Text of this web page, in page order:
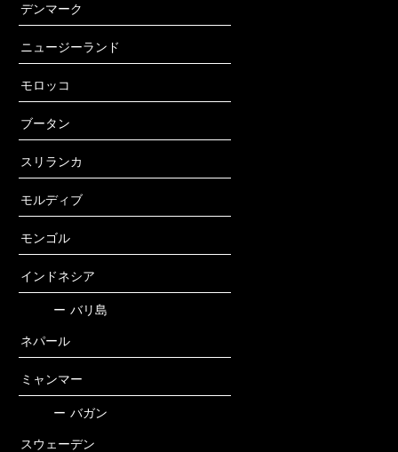
デンマーク
ニュージーランド
モロッコ
ブータン
スリランカ
モルディブ
モンゴル
インドネシア
ー バリ島
ネパール
ミャンマー
ー バガン
スウェーデン